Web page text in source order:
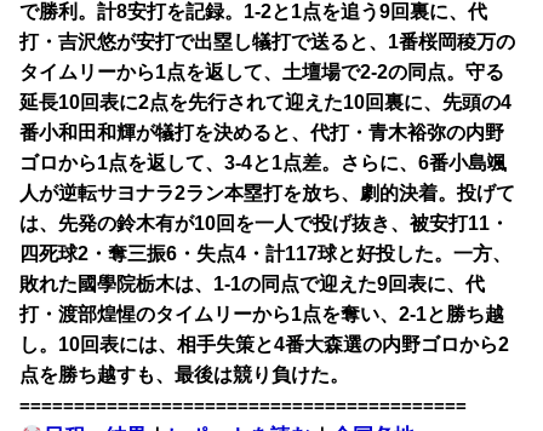
で勝利。計8安打を記録。1-2と1点を追う9回裏に、代
打・吉沢悠が安打で出塁し犠打で送ると、1番桜岡稜万の
タイムリーから1点を返して、土壇場で2-2の同点。守る
延長10回表に2点を先行されて迎えた10回裏に、先頭の4
番小和田和輝が犠打を決めると、代打・青木裕弥の内野
ゴロから1点を返して、3-4と1点差。さらに、6番小島颯
人が逆転サヨナラ2ラン本塁打を放ち、劇的決着。投げて
は、先発の鈴木有が10回を一人で投げ抜き、被安打11・
四死球2・奪三振6・失点4・計117球と好投した。一方、
敗れた國學院栃木は、1-1の同点で迎えた9回表に、代
打・渡部煌惺のタイムリーから1点を奪い、2-1と勝ち越
し。10回表には、相手失策と4番大森選の内野ゴロから2
点を勝ち越すも、最後は競り負けた。
=========================================